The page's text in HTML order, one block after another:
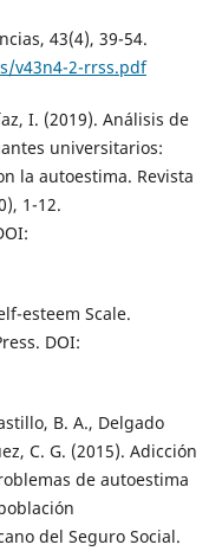
43(4), 39-54.
v43n4-2-rrss.pdf
I. (2019). Análisis de
universitarios:
la autoestima. Revista
1-12.
esteem Scale.
DOI:
B. A., Delgado
C. G. (2015). Adicción
de autoestima
del Seguro Social.